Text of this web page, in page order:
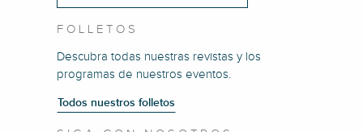
FOLLETOS
Descubra todas nuestras revistas y los
programas de nuestros eventos.
Todos nuestros folletos